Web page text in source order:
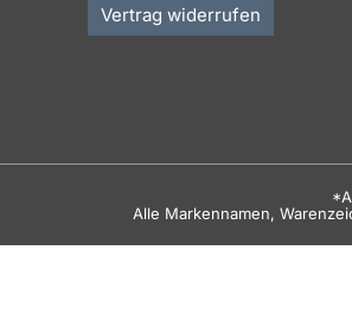
Vertrag widerrufen
Alle Markennamen,